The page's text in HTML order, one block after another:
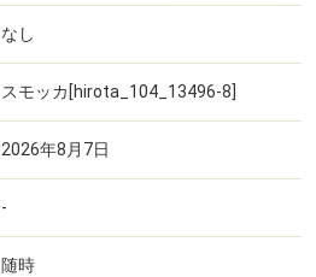
なし
スモッカ[hirota_104_13496-8]
2026年8月7日
-
随時